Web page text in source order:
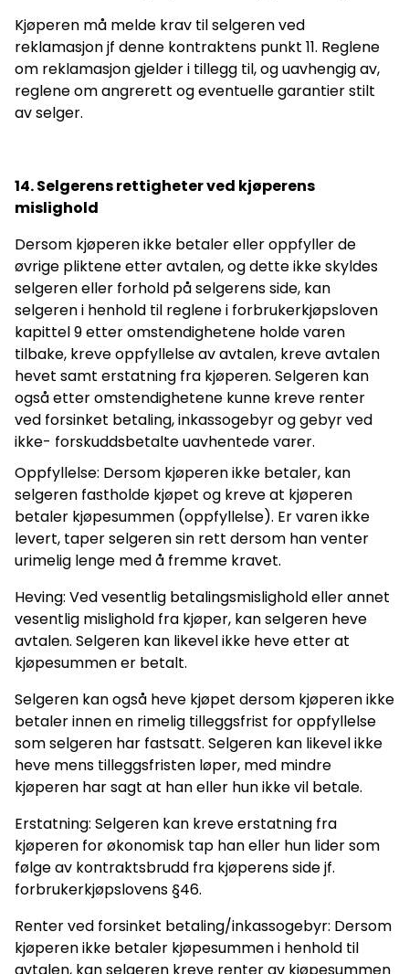
Kjøperen må melde krav til selgeren ved
reklamasjon jf denne kontraktens punkt 11. Reglene
om reklamasjon gjelder i tillegg til, og uavhengig av,
reglene om angrerett og eventuelle garantier stilt
av selger.
14. Selgerens rettigheter ved kjøperens
mislighold
Dersom kjøperen ikke betaler eller oppfyller de
øvrige pliktene etter avtalen, og dette ikke skyldes
selgeren eller forhold på selgerens side, kan
selgeren i henhold til reglene i forbrukerkjøpsloven
kapittel 9 etter omstendighetene holde varen
tilbake, kreve oppfyllelse av avtalen, kreve avtalen
hevet samt erstatning fra kjøperen. Selgeren kan
også etter omstendighetene kunne kreve renter
ved forsinket betaling, inkassogebyr og gebyr ved
ikke- forskuddsbetalte uavhentede varer.
Oppfyllelse: Dersom kjøperen ikke betaler, kan
selgeren fastholde kjøpet og kreve at kjøperen
betaler kjøpesummen (oppfyllelse). Er varen ikke
levert, taper selgeren sin rett dersom han venter
urimelig lenge med å fremme kravet.
Heving: Ved vesentlig betalingsmislighold eller annet
vesentlig mislighold fra kjøper, kan selgeren heve
avtalen. Selgeren kan likevel ikke heve etter at
kjøpesummen er betalt.
Selgeren kan også heve kjøpet dersom kjøperen ikke
betaler innen en rimelig tilleggsfrist for oppfyllelse
som selgeren har fastsatt. Selgeren kan likevel ikke
heve mens tilleggsfristen løper, med mindre
kjøperen har sagt at han eller hun ikke vil betale.
Erstatning: Selgeren kan kreve erstatning fra
kjøperen for økonomisk tap han eller hun lider som
følge av kontraktsbrudd fra kjøperens side jf.
forbrukerkjøpslovens §46.
Renter ved forsinket betaling/inkassogebyr: Dersom
kjøperen ikke betaler kjøpesummen i henhold til
avtalen, kan selgeren kreve renter av kjøpesummen